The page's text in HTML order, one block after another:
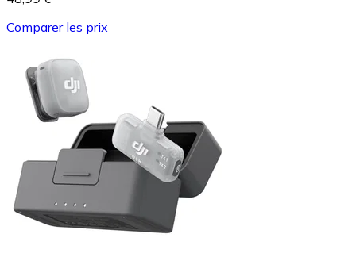
Comparer les prix